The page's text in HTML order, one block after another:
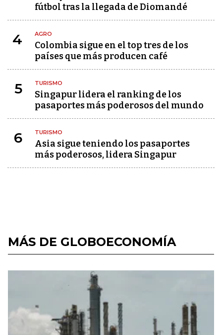
fútbol tras la llegada de Diomandé
4 AGRO
Colombia sigue en el top tres de los
países que más producen café
5 TURISMO
Singapur lidera el ranking de los
pasaportes más poderosos del mundo
6 TURISMO
Asia sigue teniendo los pasaportes
más poderosos, lidera Singapur
MÁS DE GLOBOECONOMÍA